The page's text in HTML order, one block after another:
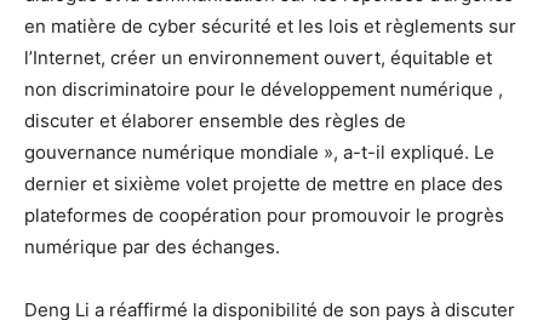
en matière de cyber sécurité et les lois et règlements sur
l’Internet, créer un environnement ouvert, équitable et
non discriminatoire pour le développement numérique ,
discuter et élaborer ensemble des règles de
gouvernance numérique mondiale », a-t-il expliqué. Le
dernier et sixième volet projette de mettre en place des
plateformes de coopération pour promouvoir le progrès
numérique par des échanges.
Deng Li a réaffirmé la disponibilité de son pays à discuter